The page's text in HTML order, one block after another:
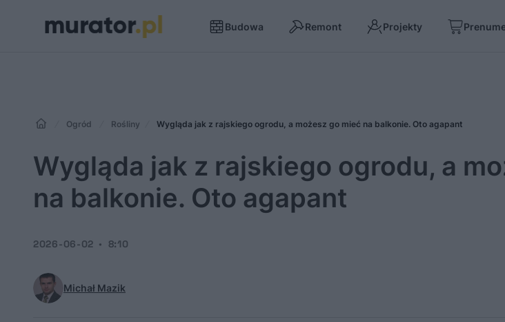
Budowa Remont Projekty
Ogród Rośliny Wygląda jak z rajskiego ogrodu, a możesz go mieć na balkonie. Oto agapant
Wygląda jak z rajskiego ogrodu, a
na balkonie. Oto agapant
Michał Mazik
2026-06-02 8:10